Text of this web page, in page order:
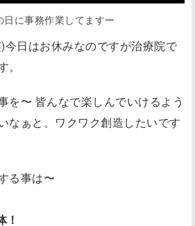
日に事務作業してますー
日はお休みなのですが治療院で
を〜 皆んなで楽しんでいけるよう
なぁと。ワクワク創造したいです
る事は〜
！